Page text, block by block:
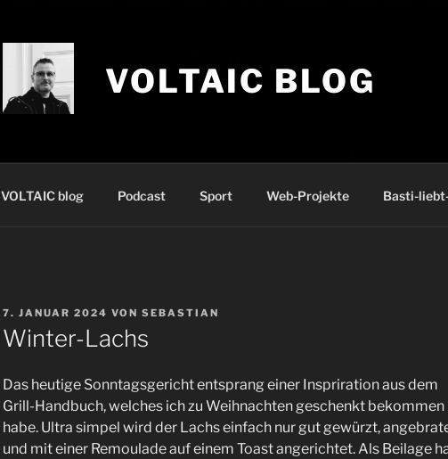
VOLTAIC BLOG
VOLTAIC blog Podcast Sport Web-Projekte Basti-
VERÖFFENTLICHT
AM
7. JANUAR 2024 VON SEBASTIAN
Winter-Lachs
Das heutige Sonntagsgericht entsprang einer Inspriration aus dem
Grill-Handbuch, welches ich zu Weihnachten geschenkt bekommen
habe. Ultra simpel wird der Lachs einfach nur gut gewürzt,
und mit einer Remoulade auf einem Toast angerichtet. Als Beilage